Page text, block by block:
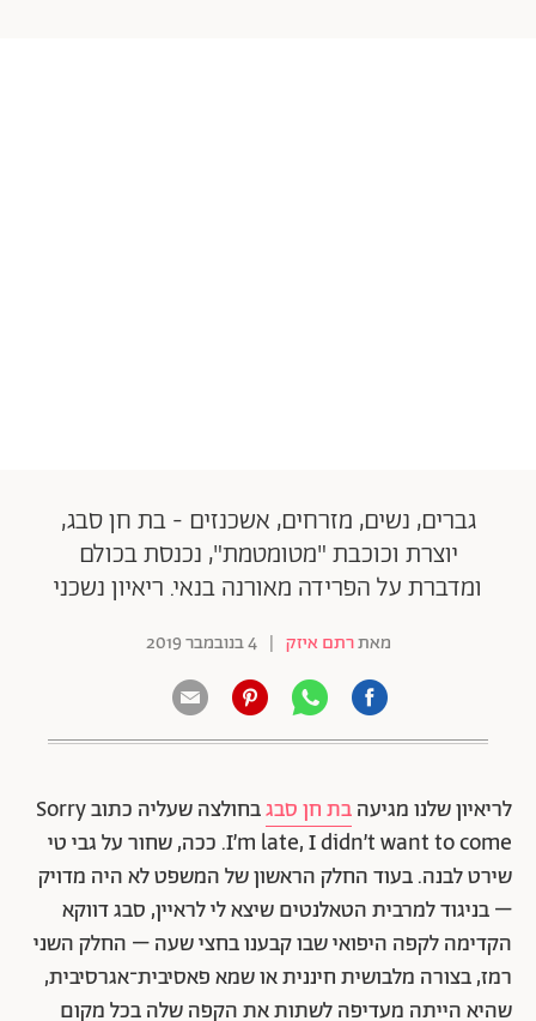
גברים, נשים, מזרחים, אשכנזים - בת חן סבג,
יוצרת וכוכבת "מטומטמת", נכנסת בכולם
ומדברת על הפרידה מאורנה בנאי. ריאיון נשכני
מאתרתם איזק | 4 בנובמבר 2019
לריאיון שלנו מגיעהבת חן סבג
בחולצה שעליה כתוב Sorry
I’m late, I didn’t want to come. ככה, שחור על גבי טי
שירט לבנה. בעוד החלק הראשון של המשפט לא היה מדויק
– בניגוד למרבית הטאלנטים שיצא לי לראיין, סבג דווקא
הקדימה לקפה היפואי שבו קבענו בחצי שעה – החלק השני
רמז, בצורה מלבושית חיננית או שמא פאסיבית־אגרסיבית,
שהיא הייתה מעדיפה לשתות את הקפה שלה בכל מקום